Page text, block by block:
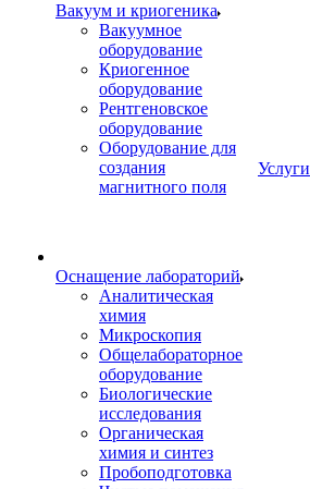
Вакуум и криогеника
Вакуумное
оборудование
Криогенное
оборудование
Рентгеновское
оборудование
Оборудование для
создания
магнитного поля
Оснащение лабораторий
Аналитическая
химия
Микроскопия
Общелабораторное
оборудование
Биологические
исследования
Органическая
химия и синтез
Пробоподготовка
Услуги